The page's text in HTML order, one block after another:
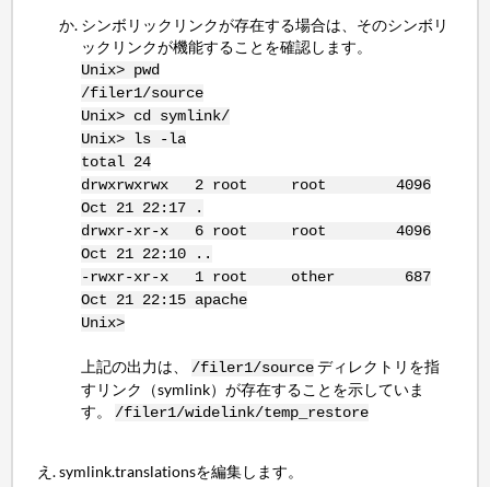
シンボリックリンクが存在する場合は、そのシンボリ
ックリンクが機能することを確認します。
Unix> pwd
/filer1/source
Unix> cd symlink/
Unix> ls -la
total 24
drwxrwxrwx 2 root root 4096
Oct 21 22:17 .
drwxr-xr-x 6 root root 4096
Oct 21 22:10 ..
-rwxr-xr-x 1 root other 687
Oct 21 22:15 apache
Unix>
上記の出力は、 /filer1/sourceディレクトリを指
すリンク（symlink）が存在することを示していま
す。 /filer1/widelink/temp_restore
symlink.translationsを編集します。